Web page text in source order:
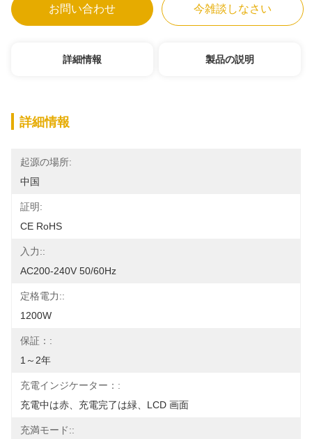
お問い合わせ 今雑談しなさい
詳細情報 製品の説明
詳細情報
起源の場所:
中国
証明:
CE RoHS
入力::
AC200-240V 50/60Hz
定格電力::
1200W
保証：:
1～2年
充電インジケーター：:
充電中は赤、充電完了は緑、LCD 画面
充満モード::